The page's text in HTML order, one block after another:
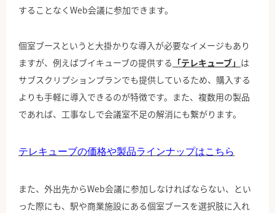
することなくWeb会議に参加できます。
個室ブースというと大掛かりな導入が必要なイメージもあり
ますが、例えばブイキューブの提供する 「テレキューブ」 は
サブスクリプションプランでも提供しているため、購入する
よりも手軽に導入できるのが特徴です。また、複数用の製品
であれば、工事なしで会議室不足の解消にも繋がります。
テレキューブの価格や製品ラインナップはこちら
また、外出先からWeb会議に参加しなければならない、とい
った際にも、駅や商業施設にある個室ブースを選択肢に入れ